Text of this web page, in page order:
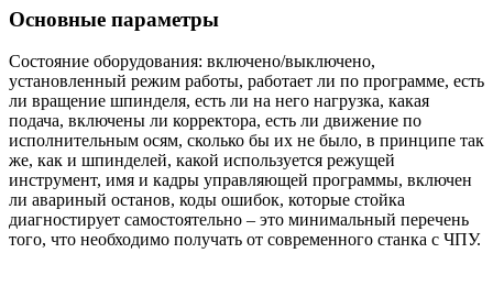
Основные параметры
Состояние оборудования: включено/выключено,
установленный режим работы, работает ли по программе, есть
ли вращение шпинделя, есть ли на него нагрузка, какая
подача, включены ли корректора, есть ли движение по
исполнительным осям, сколько бы их не было, в принципе так
же, как и шпинделей, какой используется режущей
инструмент, имя и кадры управляющей программы, включен
ли авариный останов, коды ошибок, которые стойка
диагностирует самостоятельно – это минимальный перечень
того, что необходимо получать от современного станка с ЧПУ.